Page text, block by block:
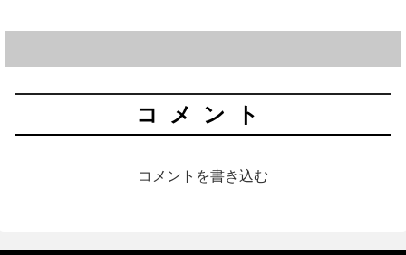
コメント
コメントを書き込む